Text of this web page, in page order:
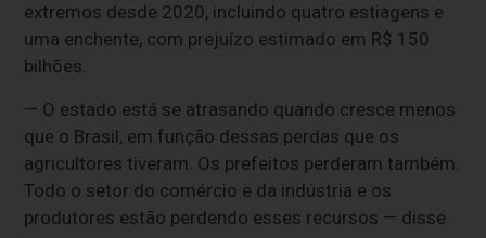
extremos desde 2020, incluindo quatro estiagens e
uma enchente, com prejuízo estimado em R$ 150
bilhões.
— O estado está se atrasando quando cresce menos
que o Brasil, em função dessas perdas que os
agricultores tiveram. Os prefeitos perderam também.
Todo o setor do comércio e da indústria e os
produtores estão perdendo esses recursos — disse.